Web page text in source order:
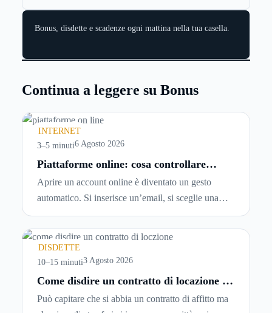
Bonus, disdette e scadenze ogni mattina nella tua casella.
Continua a leggere su Bonus
INTERNET
3–5 minuti6 Agosto 2026
Piattaforme online: cosa controllare
prima di iscriversi e usare servizi in
tempo reale
Aprire un account online è diventato un gesto
automatico. Si inserisce un’email, si sceglie una
password, si accetta una serie di condizioni senza
leggerle davvero. Tutto avviene in pochi minuti,
spesso senza che ci si fermi a capire dove si sta
entrando.
DISDETTE
10–15 minuti3 Agosto 2026
Come disdire un contratto di locazione in
modo corretto ed efficace
Può capitare che si abbia un contratto di affitto ma